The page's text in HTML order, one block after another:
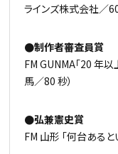
ラインズ株式会社／60
●制作者審査員賞
FM GUNMA「20 年以
馬／80 秒）
●弘兼憲史賞
FM 山形 「何台あると